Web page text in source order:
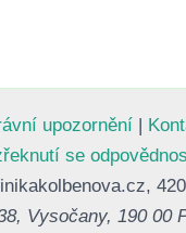
upozornění |
se
Vysočany, 190 00